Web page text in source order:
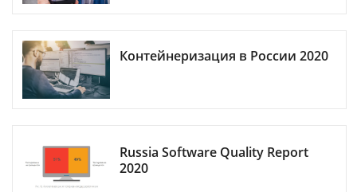
Контейнеризация в России 2020
Russia Software Quality Report
2020